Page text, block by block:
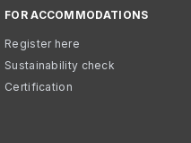
FOR ACCOMMODATIONS
Register here
Sustainability check
Certification